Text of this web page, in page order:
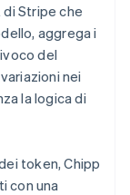
Stripe che
aggrega i
del
nei
la logica di
token, Chipp
con una